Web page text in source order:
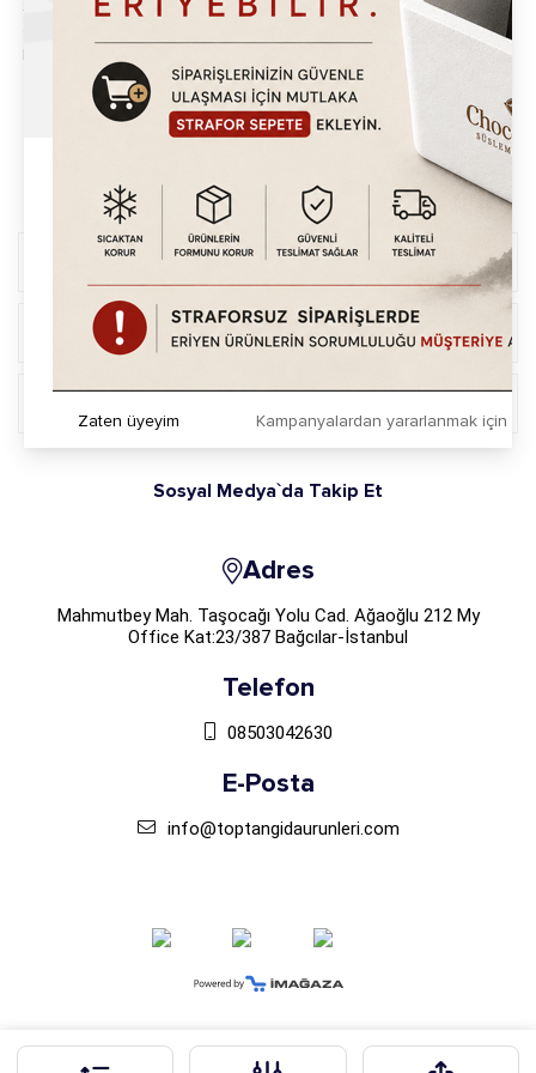
Sosları,Süsleme Malzemeleri alanında 500'den fazla ürünü kendi
ekosisteminde barındıran Chocoworld, Türkiye başta olmak üzere
Sosyal Medya`da Takip Et
Daha Fazla Bilgi
Online İşlemler
Sosyal Medya`da Takip Et
Adres
Mahmutbey Mah. Taşocağı Yolu Cad. Ağaoğlu 212 My
Office Kat:23/387 Bağcılar-İstanbul
Telefon
08503042630
E-Posta
info@toptangidaurunleri.com
Kampanyalardan yararlanmak için
Zaten üyeyim